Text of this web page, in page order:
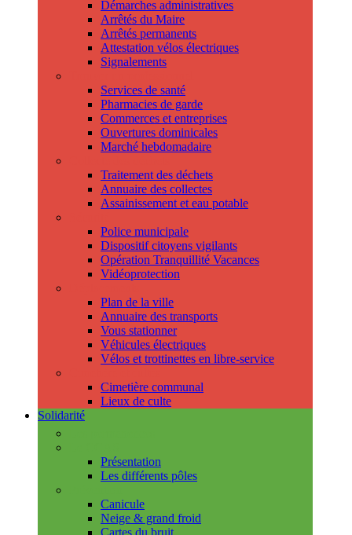
Démarches administratives
Arrêtés du Maire
Arrêtés permanents
Attestation vélos électriques
Signalements
Services de santé
Pharmacies de garde
Commerces et entreprises
Ouvertures dominicales
Marché hebdomadaire
Traitement des déchets
Annuaire des collectes
Assainissement et eau potable
Police municipale
Dispositif citoyens vigilants
Opération Tranquillité Vacances
Vidéoprotection
Plan de la ville
Annuaire des transports
Vous stationner
Véhicules électriques
Vélos et trottinettes en libre-service
Cimetière communal
Lieux de culte
Solidarité
Présentation
Les différents pôles
Canicule
Neige & grand froid
Cartes du bruit